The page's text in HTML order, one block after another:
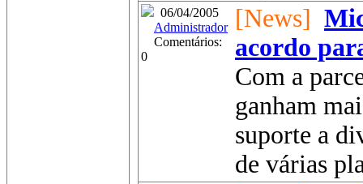
06/04/2005
Administrador
Comentários:
0
[News]
acordo
Com a
ganham
suporte a
de várias